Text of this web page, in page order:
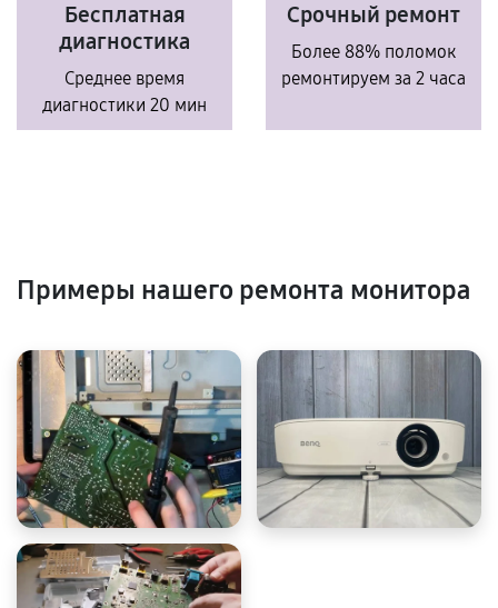
Бесплатная
диагностика
Среднее время
диагностики 20 мин
Срочный ремонт
Более 88% поломок
ремонтируем за 2 часа
Примеры нашего ремонта монитора